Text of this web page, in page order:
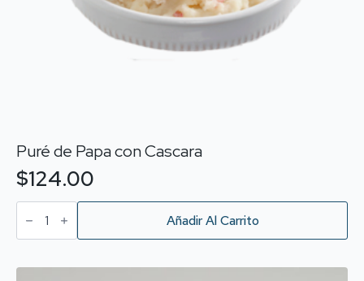
Puré de Papa con Cascara
$124.00
Puré
de
cantidad
Añadir Al Carrito